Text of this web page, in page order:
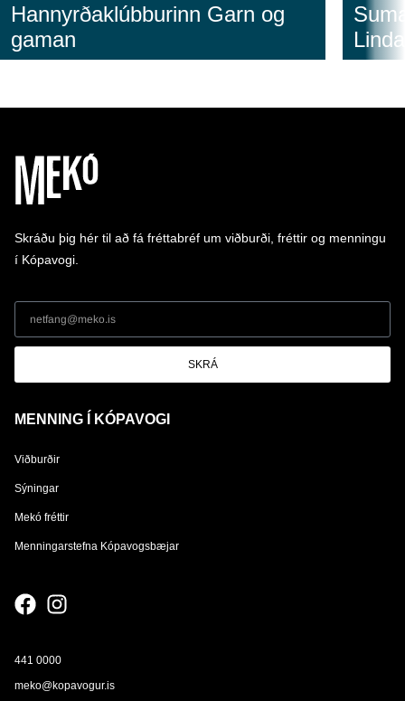
Hannyrðaklúbburinn Garn og
gaman
Skráðu þig hér til að fá fréttabréf um viðburði, fréttir og menningu
í Kópavogi.
SKRÁ
MENNING Í KÓPAVOGI
Viðburðir
Sýningar
Mekó fréttir
Menningarstefna Kópavogsbæjar
441 0000
meko@kopavogur.is